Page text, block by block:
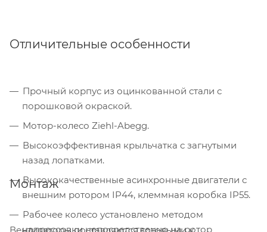
Отличительные особенности
Прочный корпус из оцинкованной стали с
порошковой окраской.
Мотор-колесо Ziehl-Abegg.
Высокоэффективная крыльчатка с загнутыми
назад лопатками.
Высококачественные асинхронные двигатели с
внешним ротором IP44, клеммная коробка IP55.
Рабочее колесо установлено методом
напрессовки непосредственно на ротор
Монтаж